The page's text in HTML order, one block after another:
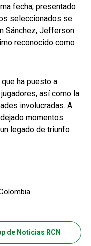
fecha, presentado
seleccionados se
Sánchez, Jefferson
reconocido como
ha puesto a
así como la
involucradas. A
momentos
legado de triunfo
de Noticias RCN